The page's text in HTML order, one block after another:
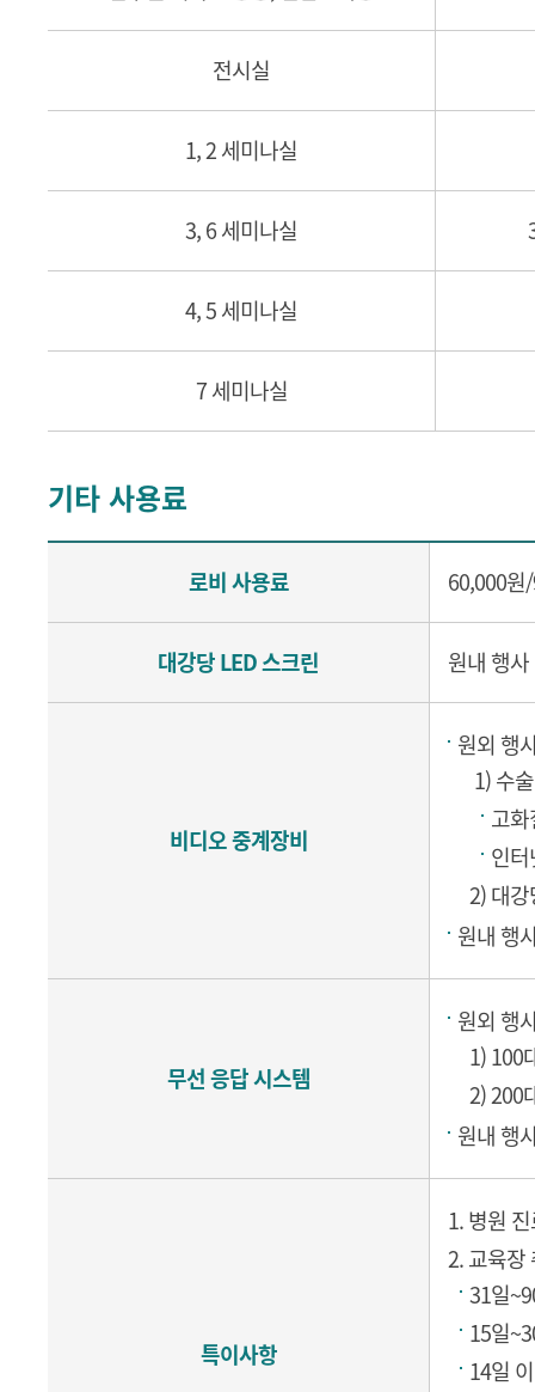
전시실
1, 2 세미나실
3, 6 세미나실
4, 5 세미나실
7 세미나실
기타 사용료
로비 사용료 60,000원
대강당 LED 스크린 원내 행
비디오 중계장비
원외 행
1) 수
고
인
2) 대
원내 행
무선 응답 시스템
원외 행
1) 100
2) 200
원내 행
특이사항
1. 병원
2. 교육장
31일
15일
14일